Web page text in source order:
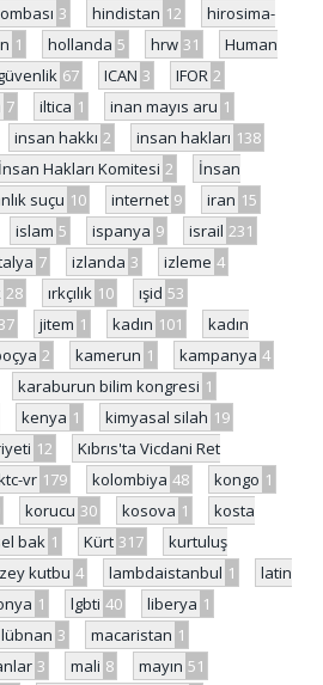
3 hindistan 12
hirosima-
1 hollanda 5 hrw 31
Human
67 ICAN 3 IFOR 2
7 iltica 1 inan mayıs aru 1
insan hakkı 2 insan hakları 138
İnsan Hakları Komitesi 2
İnsan
suçu 10 internet 9 iran 15
islam 5 ispanya 9 israil 231
7 izlanda 3 izleme 4
28 ırkçılık 10 ışid 53
jitem 1 kadın 101
kadın
2 kamerun 1 kampanya 4
karaburun bilim kongresi 1
kenya 1 kimyasal silah 19
12
Kıbrıs'ta Vicdani Ret
vr 179 kolombiya 48 kongo 1
korucu 30 kosova 1
kosta
bak 1 Kürt 317
kurtuluş
kutbu 4 lambdaistanbul 1
latin
1 lgbti 40 liberya 1
lübnan 3 macaristan 1
3 mali 8 mayın 51